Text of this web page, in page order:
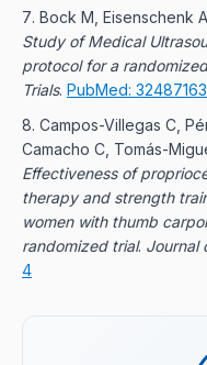
Bock M, Eisenschenk
Study of Medical
protocol for a
Trials. PubMed: 32487163
Campos-Villegas C,
Camacho C, Tomás-
Effectiveness of
therapy and strength
women with thumb
randomized trial. Journal
4